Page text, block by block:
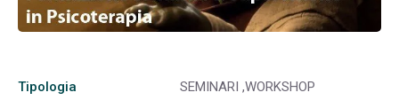
Tipologia SEMINARI ,WORKSHOP